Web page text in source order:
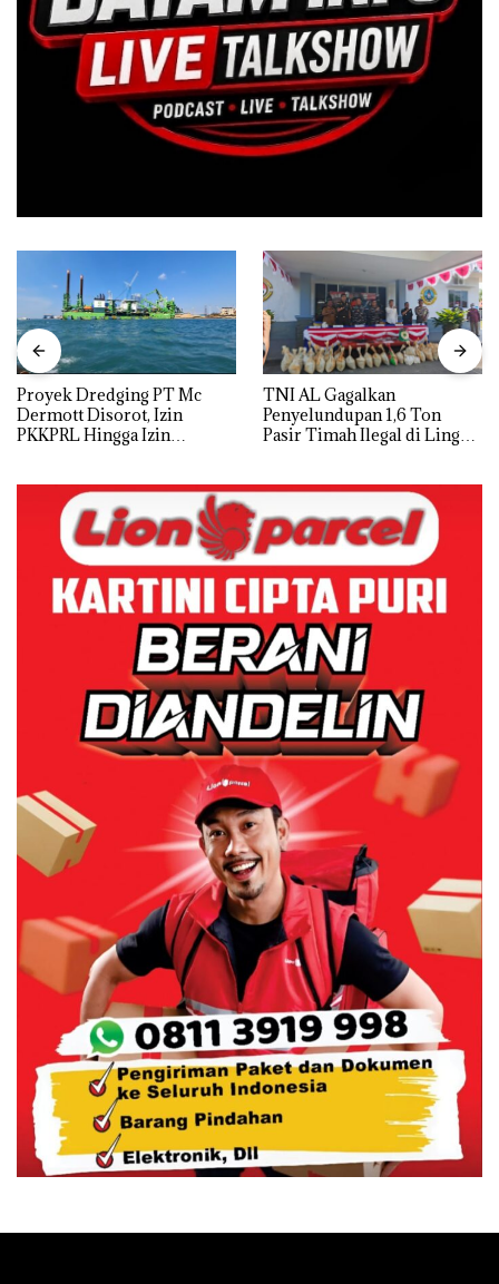
Proyek Dredging PT Mc
Dermott Disorot, Izin
PKKPRL Hingga Izin
TNI AL Gagalkan
Penyelundupan 1,6 Ton
Pasir Timah Ilegal di Lingga,
Diselundupkan ke Malaysia